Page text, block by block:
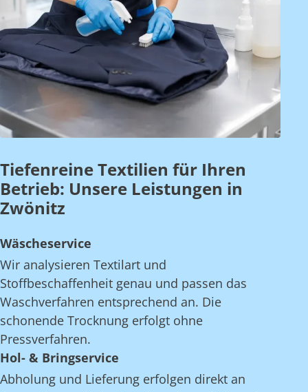
Tiefenreine Textilien für Ihren
Betrieb: Unsere Leistungen in
Zwönitz
Wäscheservice
Wir analysieren Textilart und
Stoffbeschaffenheit genau und passen das
Waschverfahren entsprechend an. Die
schonende Trocknung erfolgt ohne
Pressverfahren.
Hol- & Bringservice
Abholung und Lieferung erfolgen direkt an